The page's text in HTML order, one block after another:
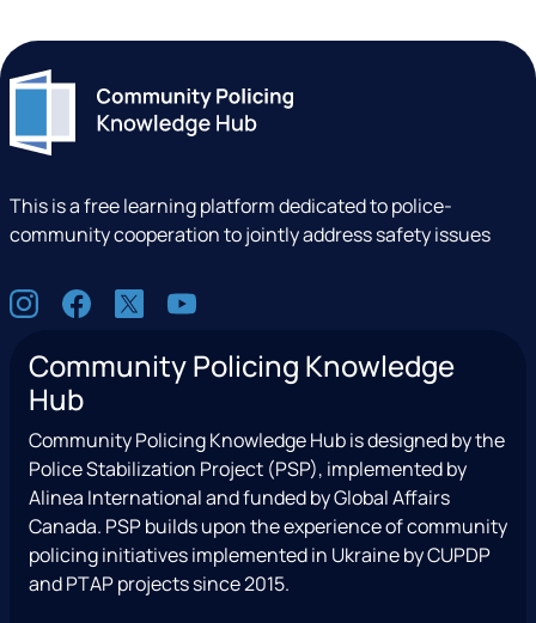
This is a free learning platform dedicated to police-
community cooperation to jointly address safety issues
S
oI
s
a
g
a
m
F
c
e
b
o
o
k
X
e
T
w
i
t
t
e
Y
u
u
b
e
Community Policing Knowledge
Hub
Community Policing Knowledge Hub is designed by the
Police Stabilization Project (PSP), implemented by
Alinea International and funded by Global Affairs
Canada. PSP builds upon the experience of community
policing initiatives implemented in Ukraine by CUPDP
and PTAP projects since 2015.